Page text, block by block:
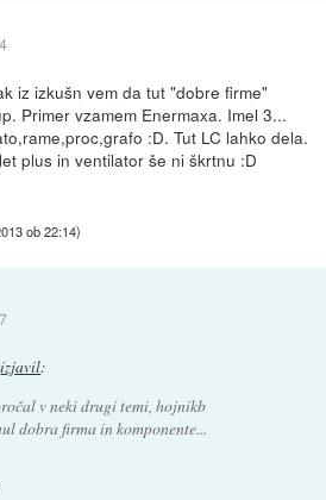
iz izkušn vem da tut "dobre firme"
Primer vzamem Enermaxa. Imel 3...
:D. Tut LC lahko dela.
plus in ventilator še ni škrtnu :D
ob 22:14)
izjavil:
v neki drugi temi, hojnikb
dobra firma in komponente...